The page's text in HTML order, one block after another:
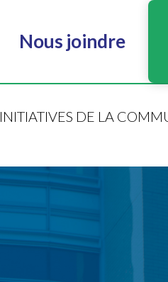
Nous joindre
INITIATIVES DE LA